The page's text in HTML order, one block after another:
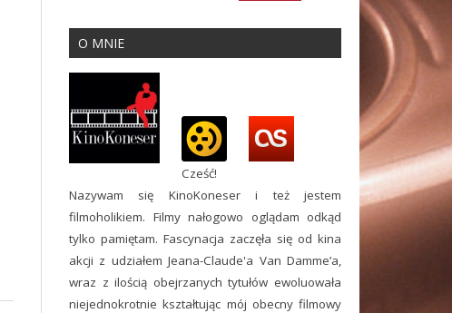
O MNIE
Cześć!
Nazywam się KinoKoneser i też jestem
filmoholikiem. Filmy nałogowo oglądam odkąd
tylko pamiętam. Fascynacja zaczęła się od kina
akcji z udziałem Jeana-Claude'a Van Damme’a,
wraz z ilością obejrzanych tytułów ewoluowała
niejednokrotnie kształtując mój obecny filmowy